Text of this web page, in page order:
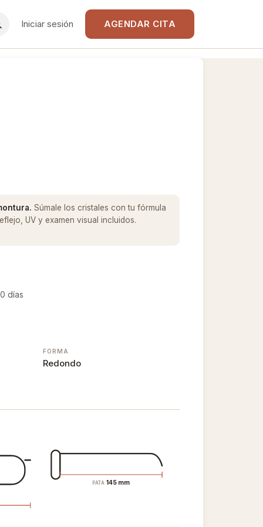
Iniciar sesión AGENDAR CITA
Súmale los cristales con tu fórmula
UV y examen visual incluidos.
días
FORMA
Redondo
PATA 145 mm